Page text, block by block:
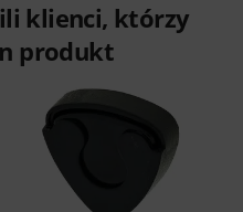
klienci, którzy
produkt